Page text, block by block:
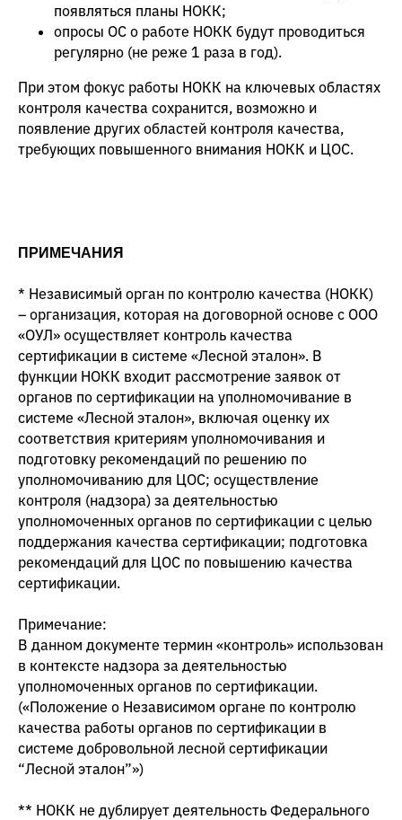
появляться планы НОКК;
опросы ОС о работе НОКК будут проводиться
регулярно (не реже 1 раза в год).
При этом фокус работы НОКК на ключевых областях
контроля качества сохранится, возможно и
появление других областей контроля качества,
требующих повышенного внимания НОКК и ЦОС.
ПРИМЕЧАНИЯ
* Независимый орган по контролю качества (НОКК)
– организация, которая на договорной основе с ООО
«ОУЛ» осуществляет контроль качества
сертификации в системе «Лесной эталон». В
функции НОКК входит рассмотрение заявок от
органов по сертификации на уполномочивание в
системе «Лесной эталон», включая оценку их
соответствия критериям уполномочивания и
подготовку рекомендаций по решению по
уполномочиванию для ЦОС; осуществление
контроля (надзора) за деятельностью
уполномоченных органов по сертификации с целью
поддержания качества сертификации; подготовка
рекомендаций для ЦОС по повышению качества
сертификации.
Примечание:
В данном документе термин «контроль» использован
в контексте надзора за деятельностью
уполномоченных органов по сертификации.
(«Положение о Независимом органе по контролю
качества работы органов по сертификации в
системе добровольной лесной сертификации
“Лесной эталон”»)
** НОКК не дублирует деятельность Федерального